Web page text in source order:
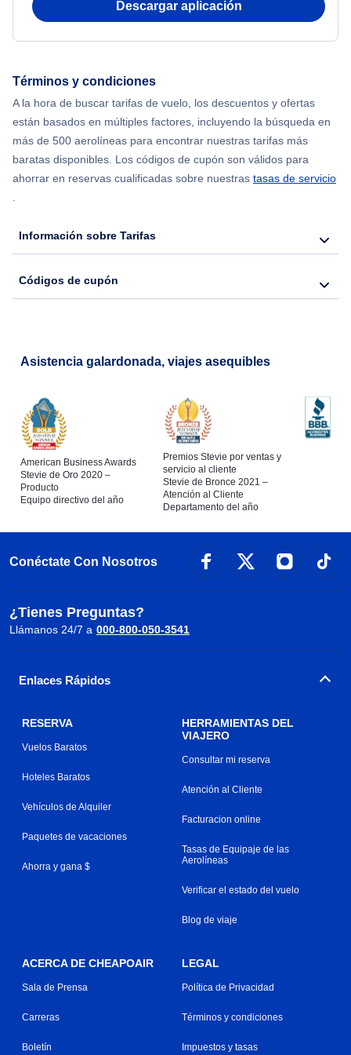
Flights from Shanghai to Nueva York
Flights from Nueva York to Hong Kong
Flights from Nueva York to Seúl
Descargar aplicación
Términos y condiciones
A la hora de buscar tarifas de vuelo, los descuentos y ofertas
están basados en múltiples factores, incluyendo la búsqueda en
más de 500 aerolíneas para encontrar nuestras tarifas más
baratas disponibles. Los códigos de cupón son válidos para
ahorrar en reservas cualificadas sobre nuestras tasas de servicio
.
Información sobre Tarifas
Códigos de cupón
Asistencia galardonada, viajes asequibles
American Business Awards
Stevie de Oro 2020 –
Producto
Equipo directivo del año
Premios Stevie por ventas y
servicio al cliente
Stevie de Bronce 2021 –
Atención al Cliente
Departamento del año
Conéctate Con Nosotros
¿Tienes Preguntas?
Llámanos 24/7 a 000-800-050-3541
Enlaces Rápidos
RESERVA
Vuelos Baratos
Hoteles Baratos
Vehículos de Alquiler
Paquetes de vacaciones
Ahorra y gana $
HERRAMIENTAS DEL
VIAJERO
Consultar mi reserva
Atención al Cliente
Facturacion online
Tasas de Equipaje de las
Aerolíneas
Verificar el estado del vuelo
Blog de viaje
ACERCA DE CHEAPOAIR
Sala de Prensa
Carreras
Boletín
LEGAL
Política de Privacidad
Términos y condiciones
Impuestos y tasas